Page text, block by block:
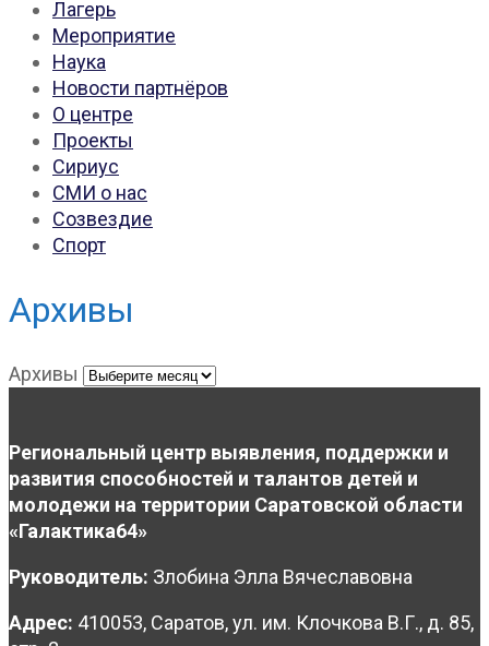
Лагерь
Мероприятие
Наука
Новости партнёров
О центре
Проекты
Сириус
СМИ о нас
Созвездие
Спорт
Архивы
Архивы
Региональный центр выявления, поддержки и
развития способностей и талантов детей и
молодежи на территории Саратовской области
«Галактика64»
Руководитель: Злобина Элла Вячеславовна
Адрес: 410053, Саратов, ул. им. Клочкова В.Г., д. 85,